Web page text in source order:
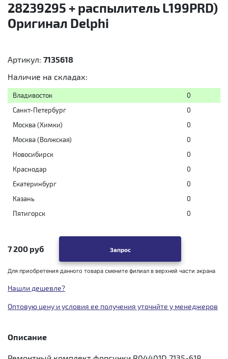
28239295 + распылитель L199PRD)
Оригинал Delphi
Артикул: 7135618
Наличие на складах:
Владивосток
0
Санкт-Петербург
0
Москва (Химки)
0
Москва (Волжская)
0
Новосибирск
0
Краснодар
0
Екатеринбург
0
Казань
0
Пятигорск
0
7 200 руб Запрос
Для приобретения данного товара смените филиал в верхней части экрана
Нашли дешевле?
Оптовую цену и условия ее получения уточнйте у менеджеров
Описание